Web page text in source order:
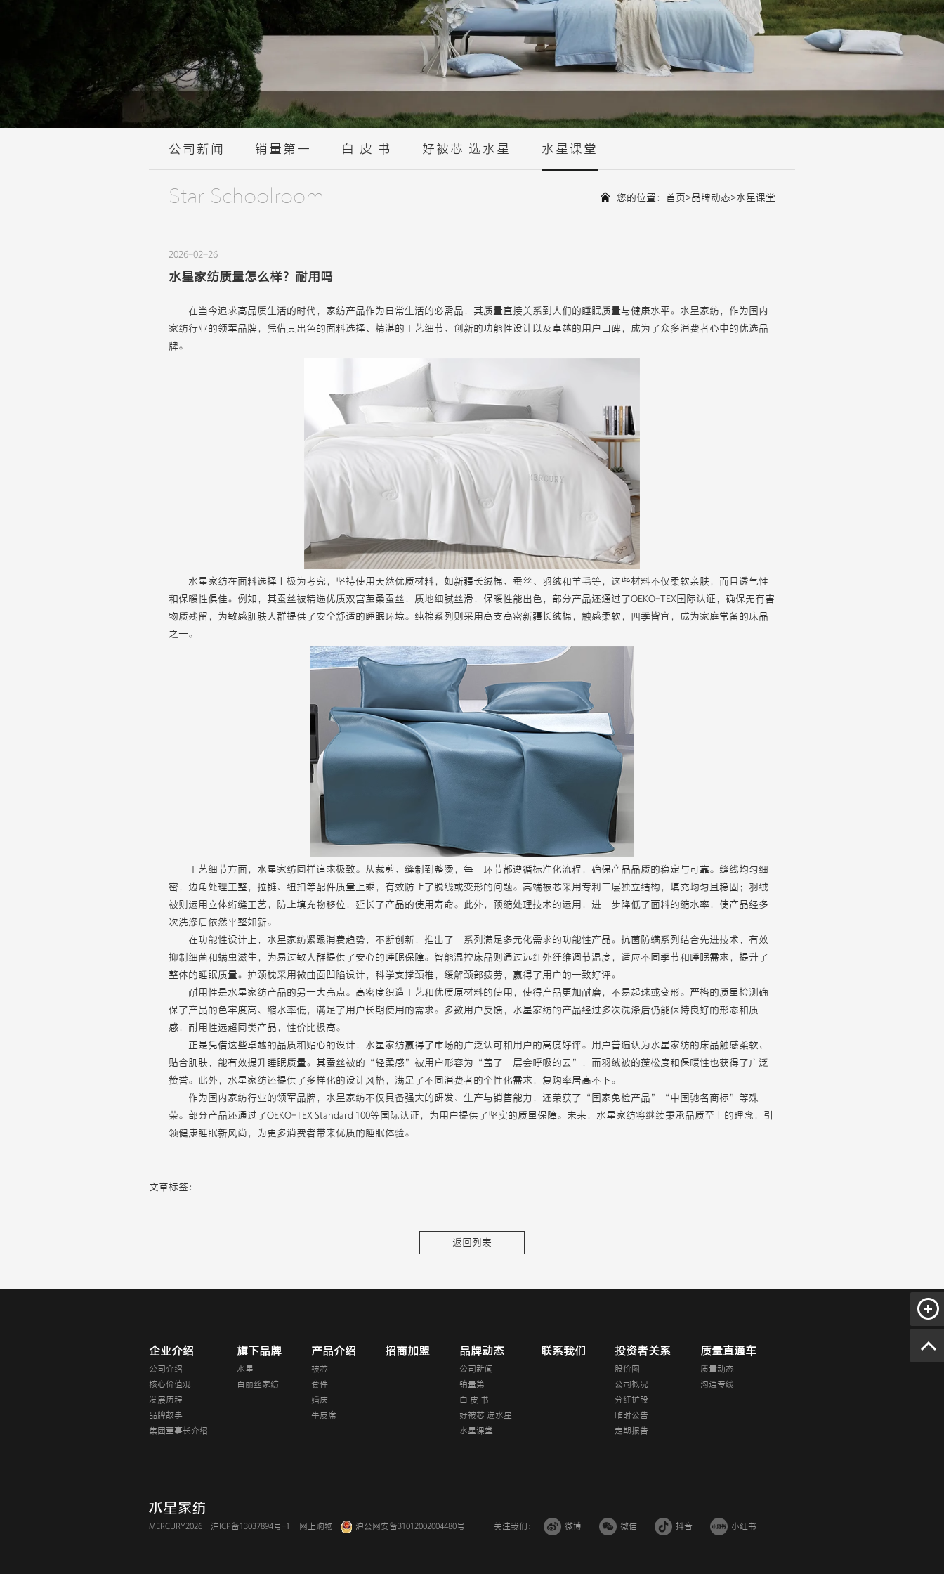
公司新闻 销量第一 白 皮 书 好被芯 选水星 水星课堂
您的位置： 首页 >品牌动态>水星课堂
Star Schoolroom
2026-02-26
水星家纺质量怎么样？耐用吗
在当今追求高品质生活的时代，家纺产品作为日常生活的必需品，其质量直接关系到人们的睡眠质量与健康水平。水星家纺，作为国内
家纺行业的领军品牌，凭借其出色的面料选择、精湛的工艺细节、创新的功能性设计以及卓越的用户口碑，成为了众多消费者心中的优选品
牌。
水星家纺在面料选择上极为考究，坚持使用天然优质材料，如新疆长绒棉、蚕丝、羽绒和羊毛等，这些材料不仅柔软亲肤，而且透气性
和保暖性俱佳。例如，其蚕丝被精选优质双宫茧桑蚕丝，质地细腻丝滑，保暖性能出色，部分产品还通过了OEKO-TEX国际认证，确保无有害
物质残留，为敏感肌肤人群提供了安全舒适的睡眠环境。纯棉系列则采用高支高密新疆长绒棉，触感柔软，四季皆宜，成为家庭常备的床品
之一。
工艺细节方面，水星家纺同样追求极致。从裁剪、缝制到整烫，每一环节都遵循标准化流程，确保产品品质的稳定与可靠。缝线均匀细
密，边角处理工整，拉链、纽扣等配件质量上乘，有效防止了脱线或变形的问题。高端被芯采用专利三层独立结构，填充均匀且稳固；羽绒
被则运用立体绗缝工艺，防止填充物移位，延长了产品的使用寿命。此外，预缩处理技术的运用，进一步降低了面料的缩水率，使产品经多
次洗涤后依然平整如新。
在功能性设计上，水星家纺紧跟消费趋势，不断创新，推出了一系列满足多元化需求的功能性产品。抗菌防螨系列结合先进技术，有效
抑制细菌和螨虫滋生，为易过敏人群提供了安心的睡眠保障。智能温控床品则通过远红外纤维调节温度，适应不同季节和睡眠需求，提升了
整体的睡眠质量。护颈枕采用微曲面凹陷设计，科学支撑颈椎，缓解颈部疲劳，赢得了用户的一致好评。
耐用性是水星家纺产品的另一大亮点。高密度织造工艺和优质原材料的使用，使得产品更加耐磨，不易起球或变形。严格的质量检测确
保了产品的色牢度高、缩水率低，满足了用户长期使用的需求。多数用户反馈，水星家纺的产品经过多次洗涤后仍能保持良好的形态和质
感，耐用性远超同类产品，性价比极高。
正是凭借这些卓越的品质和贴心的设计，水星家纺赢得了市场的广泛认可和用户的高度好评。用户普遍认为水星家纺的床品触感柔软、
贴合肌肤，能有效提升睡眠质量。其蚕丝被的“轻柔感”被用户形容为“盖了一层会呼吸的云”，而羽绒被的蓬松度和保暖性也获得了广泛
赞誉。此外，水星家纺还提供了多样化的设计风格，满足了不同消费者的个性化需求，复购率居高不下。
作为国内家纺行业的领军品牌，水星家纺不仅具备强大的研发、生产与销售能力，还荣获了“国家免检产品”“中国驰名商标”等殊
荣。部分产品还通过了OEKO-TEX Standard 100等国际认证，为用户提供了坚实的质量保障。未来，水星家纺将继续秉承品质至上的理念，引
领健康睡眠新风尚，为更多消费者带来优质的睡眠体验。
文章标签：
返回列表
企业介绍
公司介绍
核心价值观
发展历程
品牌故事
集团董事长介绍
旗下品牌
水星
百丽丝家纺
产品介绍
被芯
套件
婚庆
牛皮席
招商加盟 品牌动态
公司新闻
销量第一
白 皮 书
好被芯 选水星
水星课堂
联系我们 投资者关系
股价图
公司概况
分红扩股
临时公告
定期报告
质量直通车
质量动态
沟通专线
MERCURY2026 沪ICP备13037894号-1 网上购物 沪公网安备31012002004480号 关注我们： 微博 微信 抖音 小红书